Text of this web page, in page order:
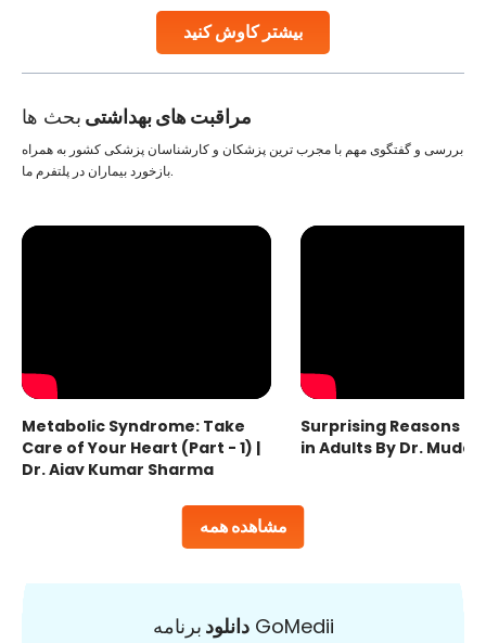
بیشتر کاوش کنید
collected, they process the
مراقبت های بهداشتی بحث ها
مشاهده همه
بررسی و گفتگوی مهم با مجرب ترین پزشکان و کارشناسان پزشکی کشور به همراه
بازخورد بیماران در پلتفرم ما.
Metabolic Syndrome: Take
Care of Your Heart (Part - 1) |
Dr. Ajay Kumar Sharma
Surprising Reasons
in Adults By Dr.
دانلودبرنامه GoMedii